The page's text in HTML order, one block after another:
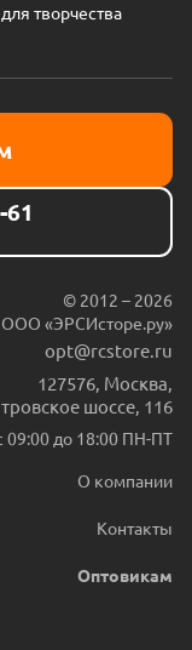
творчества
© 2012 – 2026
ООО «ЭРСИсторе.ру»
opt@rcstore.ru
127576, Москва,
шоссе, 116
09:00 до 18:00 ПН-ПТ
О компании
Контакты
Оптовикам